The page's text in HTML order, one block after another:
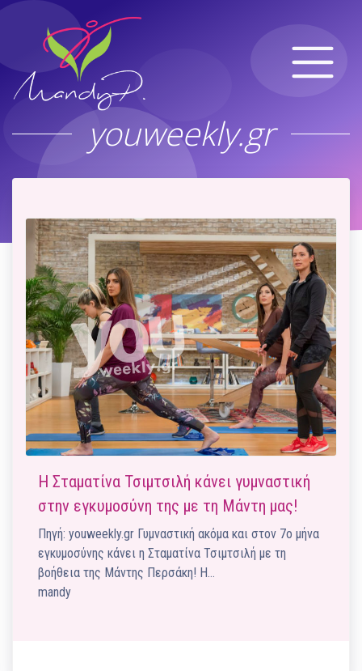
youweekly.gr
Η Σταματίνα Τσιμτσιλή κάνει γυμναστική
στην εγκυμοσύνη της με τη Μάντη μας!
Πηγή: youweekly.gr Γυμναστική ακόμα και στον 7ο μήνα
εγκυμοσύνης κάνει η Σταματίνα Τσιμτσιλή με τη
βοήθεια της Μάντης Περσάκη! Η…
mandy